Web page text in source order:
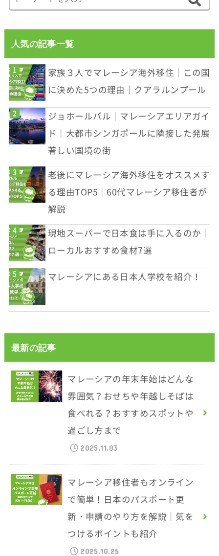
人気の記事一覧
家族３人でマレーシア海外移住｜この国
に決めた5つの理由｜クアラルンプール
ジョホールバル｜マレーシアエリアガイ
ド｜大都市シンガポールに隣接した発展
著しい国境の街
老後にマレーシア海外移住をオススメす
る理由TOP5｜60代マレーシア移住者が
解説
現地スーパーで日本食は手に入るのか｜
ローカルおすすめ食材7選
マレーシアにある日本人学校を紹介！
最新の記事
マレーシアの年末年始はどんな
雰囲気？おせちや年越しそばは
食べれる？おすすめスポットや
過ごし方まで
2025.11.03
マレーシア移住者もオンライン
で簡単！日本のパスポート更
新・申請のやり方を解説｜気を
つけるポイントも紹介
2025.10.25